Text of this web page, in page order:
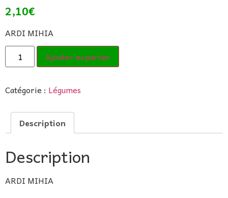
2,10€
ARDI MIHIA
Ajouter au panier
Catégorie : Légumes
Description
Description
ARDI MIHIA